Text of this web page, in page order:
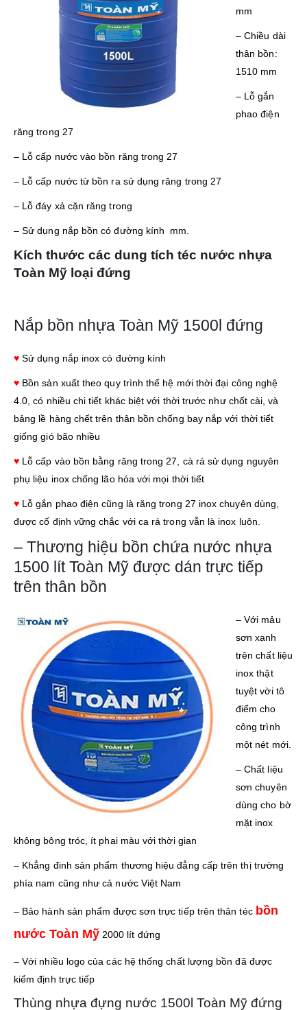
mm
– Chiều dài
thân bồn:
1510 mm
– Lỗ gắn
phao điện
răng trong 27
– Lỗ cấp nước vào bồn răng trong 27
– Lỗ cấp nước từ bồn ra sử dụng răng trong 27
– Lỗ đáy xả cặn răng trong
– Sử dụng nắp bồn có đường kính mm.
Kích thước các dung tích téc nước nhựa
Toàn Mỹ loại đứng
Nắp bồn nhựa Toàn Mỹ 1500l đứng
♥ Sử dụng nắp inox có đường kính
♥ Bồn sản xuất theo quy trình thế hệ mới thời đại công nghệ
4.0, có nhiều chi tiết khác biệt với thời trước như chốt cài, và
bảng lề hàng chết trên thân bồn chống bay nắp với thời tiết
giống gió bão nhiều
♥ Lỗ cấp vào bồn bằng răng trong 27, cà rá sử dụng nguyên
phụ liệu inox chống lão hóa với mọi thời tiết
♥ Lỗ gắn phao điện cũng là răng trong 27 inox chuyên dùng,
được cố định vững chắc với ca rá trong vẫn là inox luôn.
– Thương hiệu bồn chứa nước nhựa
1500 lít Toàn Mỹ được dán trực tiếp
trên thân bồn
– Với mảu
sơn xanh
trên chất liệu
inox thật
tuyệt vời tô
điểm cho
công trình
một nét mới.
– Chất liệu
sơn chuyên
dùng cho bờ
mặt inox
không bông tróc, ít phai màu với thời gian
– Khẳng đinh sản phẩm thương hiệu đẳng cấp trên thị trường
phía nam cũng như cả nước Việt Nam
– Bảo hành sản phẩm được sơn trực tiếp trên thân téc bồn
nước Toàn Mỹ2000 lít đứng
– Với nhiều logo của các hệ thống chất lượng bồn đã được
kiểm định trực tiếp
Thùng nhựa đựng nước 1500l Toàn Mỹ đứng